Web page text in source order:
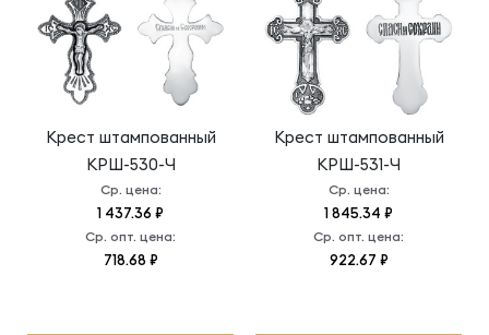
Крест штампованный
КРШ-530-Ч
Ср. цена:
1 437.36 ₽
Ср. опт. цена:
718.68 ₽
Крест штампованный
КРШ-531-Ч
Ср. цена:
1 845.34 ₽
Ср. опт. цена:
922.67 ₽